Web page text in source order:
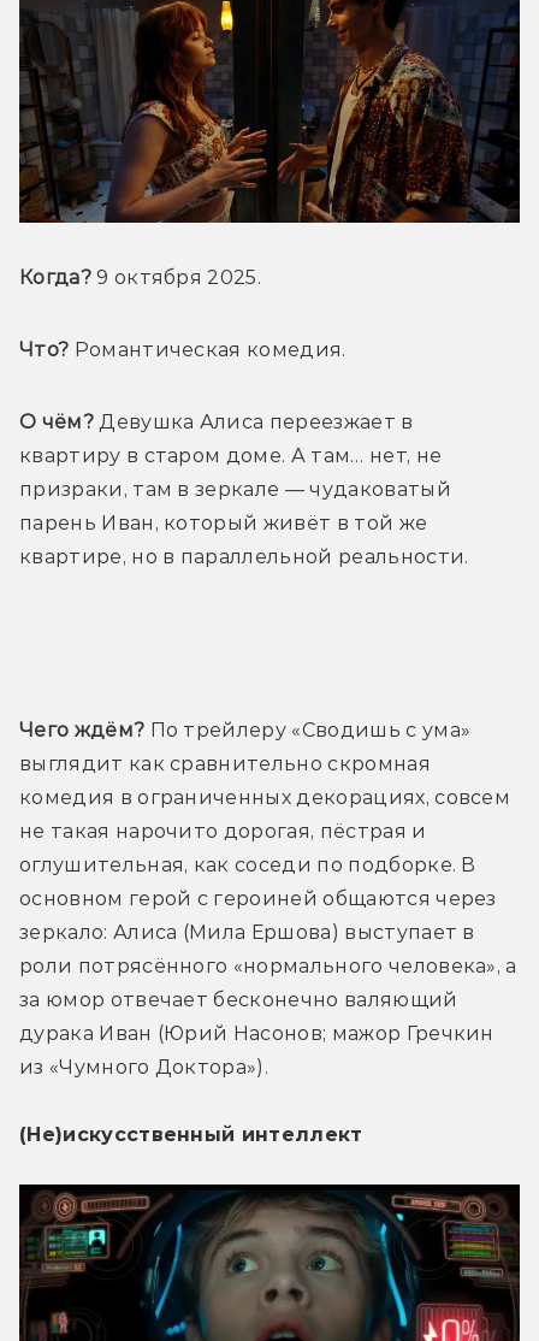
Когда? 9 октября 2025.
Что? Романтическая комедия.
О чём? Девушка Алиса переезжает в
квартиру в старом доме. А там… нет, не
призраки, там в зеркале — чудаковатый
парень Иван, который живёт в той же
квартире, но в параллельной реальности.
Чего ждём? По трейлеру «Сводишь с ума»
выглядит как сравнительно скромная
комедия в ограниченных декорациях, совсем
не такая нарочито дорогая, пёстрая и
оглушительная, как соседи по подборке. В
основном герой с героиней общаются через
зеркало: Алиса (Мила Ершова) выступает в
роли потрясённого «нормального человека», а
за юмор отвечает бесконечно валяющий
дурака Иван (Юрий Насонов; мажор Гречкин
из «Чумного Доктора»).
(Не)искусственный интеллект